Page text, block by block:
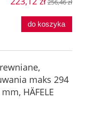
256,46 zł
do koszyka
maks 294
HÄFELE